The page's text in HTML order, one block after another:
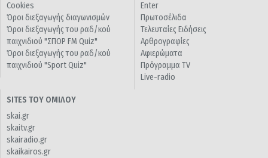
Cookies
Όροι διεξαγωγής διαγωνισμών
Όροι διεξαγωγής του ραδ/κού
παιχνιδιού "ΣΠΟΡ FM Quiz"
Όροι διεξαγωγής του ραδ/κού
παιχνιδιού "Sport Quiz"
Enter
Πρωτοσέλιδα
Τελευταίες Ειδήσεις
Αρθρογραφίες
Αφιερώματα
Πρόγραμμα TV
Live-radio
SITES ΤΟΥ ΟΜΙΛΟΥ
skai.gr
skaitv.gr
skairadio.gr
skaikairos.gr